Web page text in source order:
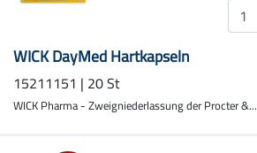
WICK DayMed Hartkapseln
15211151 | 20 St
WICK Pharma - Zweigniederlassung der Procter &...